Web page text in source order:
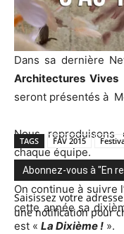
Dans sa dernière
Architectures Vives
seront présentés à
Nous reproduisons
chaque équipe.
On continue à suivre
cette année sa
est « La Dixième ! ».
TAGS FAV 2015
Abonnez-vous à "En
Saisissez votre
une notification pour